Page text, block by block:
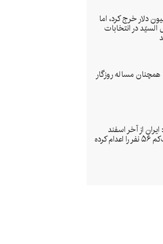
۳۰ میلیون دلار خرج کرد، اما
در انتخابات
مساله روزگار
از آخر اسفند
تاکنون دست‌کم ۵۶ نفر را اعدام کرده